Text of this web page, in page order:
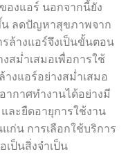
องแอร์ นอกจากนี้ยัง
ลดปัญหาสุขภาพจาก
ล้างแอร์จึงเป็นขั้นตอน
สม่ำเสมอเพื่อการใช้
งแอร์อย่างสม่ำเสมอ
ากาศทำงานได้อย่างมี
ละยืดอายุการใช้งาน
ก่น การเลือกใช้บริการ
ป็นสิ่งจำเป็น